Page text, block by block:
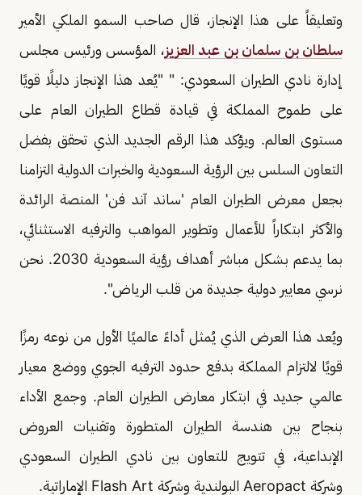
وتعليقاً على هذا الإنجاز، قال صاحب السمو الملكي الأمير
سلطان بن سلمان بن عبد العزيز، المؤسس ورئيس مجلس
إدارة نادي الطيران السعودي: " "يُعد هذا الإنجاز دليلًا قويًا
على طموح المملكة في قيادة قطاع الطيران العام على
مستوى العالم. ويؤكد هذا الرقم الجديد الذي تحقق بفضل
التعاون السلس بين الرؤية السعودية والخبرات الدولية التزامنا
بجعل معرض الطيران العام 'ساند آند فن' المنصة الرائدة
والأكثر ابتكاراً للأعمال وتطوير المواهب والترفيه الاستثنائي،
بما يدعم بشكل مباشر أهداف رؤية السعودية 2030. نحن
نرسي معايير دولية جديدة من قلب الرياض".
ويُعد هذا العرض الذي يُمثل أداءً عالميًا الأول من نوعه رمزًا
قويًا لالتزام المملكة بدفع حدود الترفيه الجوي ووضع معيار
عالمي جديد في ابتكار معارض الطيران العام. وجمع الأداء
بنجاح بين هندسة الطيران المتطورة وتقنيات العروض
الإبداعية، في تتويج للتعاون بين نادي الطيران السعودي
وشركة Aeropact البولندية وشركة Flash Art الإماراتية.